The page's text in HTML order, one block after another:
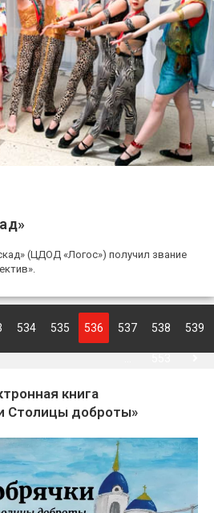
(ЦДОД «Логос») получил звание
534 535 536 537 538 539
книга
Столицы доброты»